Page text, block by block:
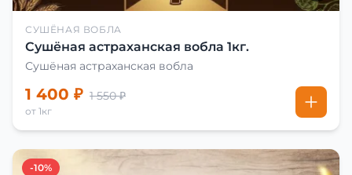
СУШЁНАЯ ВОБЛА
Сушёная астраханская вобла 1кг.
Сушёная астраханская вобла
1 400 ₽ 1 550 ₽
от 1кг
-10%